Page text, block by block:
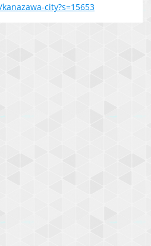
city?s=15653